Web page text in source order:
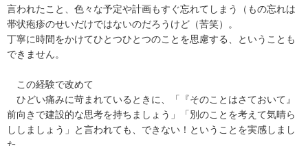
言われたこと、色々な予定や計画もすぐ忘れてしまう（もの忘れは
帯状疱疹のせいだけではないのだろうけど（苦笑）。
丁寧に時間をかけてひとつひとつのことを思慮する、ということも
できません。
この経験で改めて
ひどい痛みに苛まれているときに、「『そのことはさておいて』
前向きで建設的な思考を持ちましょう」「別のことを考えて気晴ら
ししましょう」と言われても、できない！ということを実感しまし